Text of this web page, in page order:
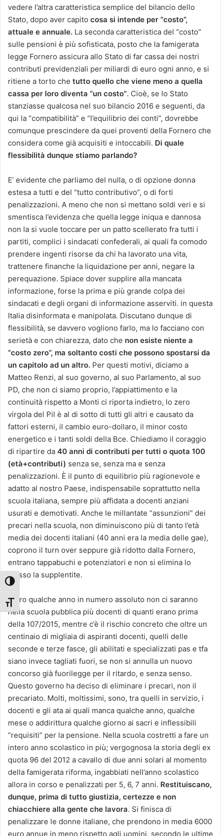
Attiva/disattiva alto contrasto
Attiva/disattiva dimensione testo
vedere l’altra caratteristica semplice del bilancio dello
Stato, dopo aver capito cosa si intende per “costo”,
attuale e annuale. La seconda caratteristica del “costo”
sulle pensioni è più sofisticata, posto che la famigerata
legge Fornero assicura allo Stato di far cassa dei nostri
contributi previdenziali per miliardi di euro ogni anno, e si
ritiene a torto che tutto quello che viene meno a quella
cassa per loro diventa “un costo”. Cioè, se lo Stato
stanziasse qualcosa nel suo bilancio 2016 e seguenti, da
qui la “compatibilità” e “l’equilibrio dei conti”, dovrebbe
comunque prescindere da quei proventi della Fornero che
considera come già acquisiti e intoccabili. Di quale
flessibilità dunque stiamo parlando?
E’ evidente che parliamo del nulla, o di opzione donna
estesa a tutti e del “tutto contributivo”, o di forti
penalizzazioni. A meno che non si mettano soldi veri e si
smentisca l’evidenza che quella legge iniqua e dannosa
non la si vuole toccare per un patto scellerato fra tutti i
partiti, complici i sindacati confederali, ai quali fa comodo
prendere ingenti risorse da chi ha lavorato una vita,
trattenere finanche la liquidazione per anni, negare la
perequazione. Spiace dover supplire alla mancata
informazione, forse la prima e più grande colpa dei
sindacati e degli organi di informazione asserviti. in questa
Italia disinformata e manipolata. Discutano dunque di
flessibilità, se davvero vogliono farlo, ma lo facciano con
serietà e con chiarezza, dato che non esiste niente a
“costo zero”, ma soltanto costi che possono spostarsi da
un capitolo ad un altro. Per questi motivi, diciamo a
Matteo Renzi, al suo governo, al suo Parlamento, al suo
PD, che non ci siamo proprio, l’appiattimento e la
continuità rispetto a Monti ci riporta indietro, lo zero
virgola del Pil è al di sotto di tutti gli altri e causato da
fattori esterni, il cambio euro-dollaro, il minor costo
energetico e i tanti soldi della Bce. Chiediamo il coraggio
di ripartire da 40 anni di contributi per tutti o quota 100
(età+contributi) senza se, senza ma e senza
penalizzazioni. È il punto di equilibrio più ragionevole e
adatto al nostro Paese, indispensabile soprattutto nella
scuola italiana, sempre più affidata a docenti anziani
usurati e demotivati. Anche le millantate “assunzioni” dei
precari nella scuola, non diminuiscono più di tanto l’età
media dei docenti italiani (40 anni era la media delle gae),
coprono il turn over seppure già ridotto dalla Fornero,
entrano tappabuchi e potenziatori e non si elimina lo
stesso la supplentite.
Entro qualche anno in numero assoluto non ci saranno
nella scuola pubblica più docenti di quanti erano prima
della 107/2015, mentre c’è il rischio concreto che oltre un
centinaio di migliaia di aspiranti docenti, quelli delle
seconde e terze fasce, gli abilitati e specializzati pas e tfa
siano invece tagliati fuori, se non si annulla un nuovo
concorso già fuorilegge per il ritardo, e senza senso.
Questo governo ha deciso di eliminare i precari, non il
precariato. Molti, moltissimi, sono, tra quelli in servizio, i
docenti e gli ata ai quali manca qualche anno, qualche
mese o addirittura qualche giorno ai sacri e inflessibili
“requisiti” per la pensione. Nella scuola costretti a fare un
intero anno scolastico in più; vergognosa la storia degli ex
quota 96 del 2012 a cavallo di due anni solari al momento
della famigerata riforma, ingabbiati nell’anno scolastico
allora in corso e penalizzati per 5, 6, 7 anni. Restituiscano,
dunque, prima di tutto giustizia, certezze e non
chiacchiere alla gente che lavora. Si finisca di
penalizzare le donne italiane, che prendono in media 6000
euro annue in meno rispetto agli uomini, secondo le ultime